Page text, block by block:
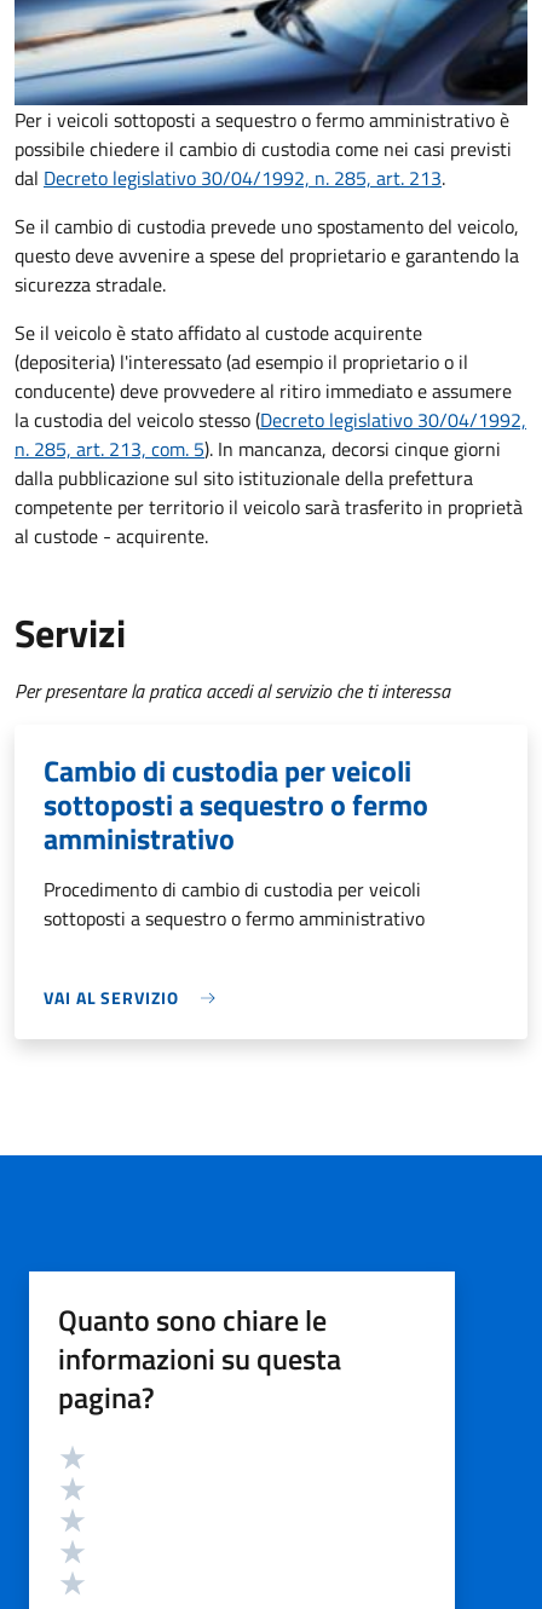
Per i veicoli sottoposti a sequestro o fermo amministrativo è
possibile chiedere il cambio di custodia come nei casi previsti
dal Decreto legislativo 30/04/1992, n. 285, art. 213.
Se il cambio di custodia prevede uno spostamento del veicolo,
questo deve avvenire a spese del proprietario e garantendo la
sicurezza stradale.
Se il veicolo è stato affidato al custode acquirente
(depositeria) l'interessato (ad esempio il proprietario o il
conducente) deve provvedere al ritiro immediato e assumere
la custodia del veicolo stesso (Decreto legislativo 30/04/1992,
n. 285, art. 213, com. 5). In mancanza, decorsi cinque giorni
dalla pubblicazione sul sito istituzionale della prefettura
competente per territorio il veicolo sarà trasferito in proprietà
al custode - acquirente.
Servizi
Per presentare la pratica accedi al servizio che ti interessa
Cambio di custodia per veicoli
sottoposti a sequestro o fermo
amministrativo
Procedimento di cambio di custodia per veicoli
sottoposti a sequestro o fermo amministrativo
VAI AL SERVIZIO
Quanto sono chiare le
informazioni su questa
pagina?
Valutazione